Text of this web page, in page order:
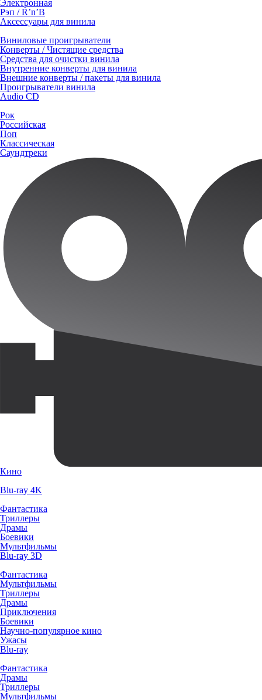
Электронная
Рэп / R’n’B
Аксессуары для винила
Виниловые проигрыватели
Конверты / Чистящие средства
Средства для очистки винила
Внутренние конверты для винила
Внешние конверты / пакеты для винила
Проигрыватели винила
Audio CD
Рок
Российская
Поп
Классическая
Саундтреки
Кино
Blu-ray 4K
Фантастика
Триллеры
Драмы
Боевики
Мультфильмы
Blu-ray 3D
Фантастика
Мультфильмы
Триллеры
Драмы
Приключения
Боевики
Научно-популярное кино
Ужасы
Blu-ray
Фантастика
Драмы
Триллеры
Мультфильмы